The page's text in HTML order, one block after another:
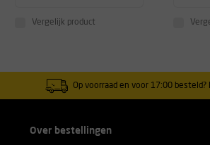
Vergelijk product
Op voorraad en voor 17:00
Over bestellingen